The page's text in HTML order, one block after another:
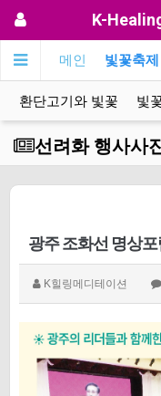
K-
메인 빛꽃축제
환단고기와 빛꽃 빛
선려화 행사사
광주 조화선 명상포
K힐링메디테이션